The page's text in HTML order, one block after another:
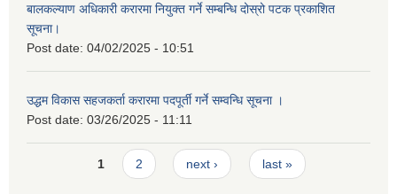
बालकल्याण अधिकारी करारमा नियुक्त गर्ने सम्बन्धि दोस्रो पटक प्रकाशित
सूचना।
Post date: 04/02/2025 - 10:51
उद्धम विकास सहजकर्ता करारमा पदपूर्ती गर्ने सम्वन्धि सूचना ।
Post date: 03/26/2025 - 11:11
Pages1 2 next › last »